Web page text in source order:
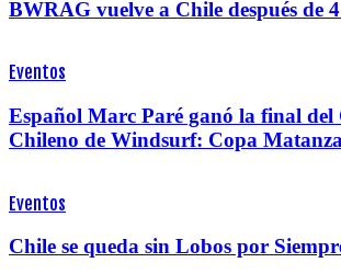
BWRAG vuelve a Chile después de
Eventos
Español Marc Paré ganó la final del
Chileno de Windsurf: Copa
Eventos
Chile se queda sin Lobos por